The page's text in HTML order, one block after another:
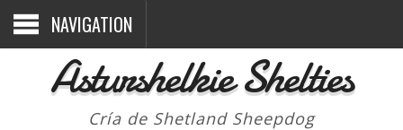
NAVIGATION
Asturshelkie Shelties
Cría de Shetland Sheepdog